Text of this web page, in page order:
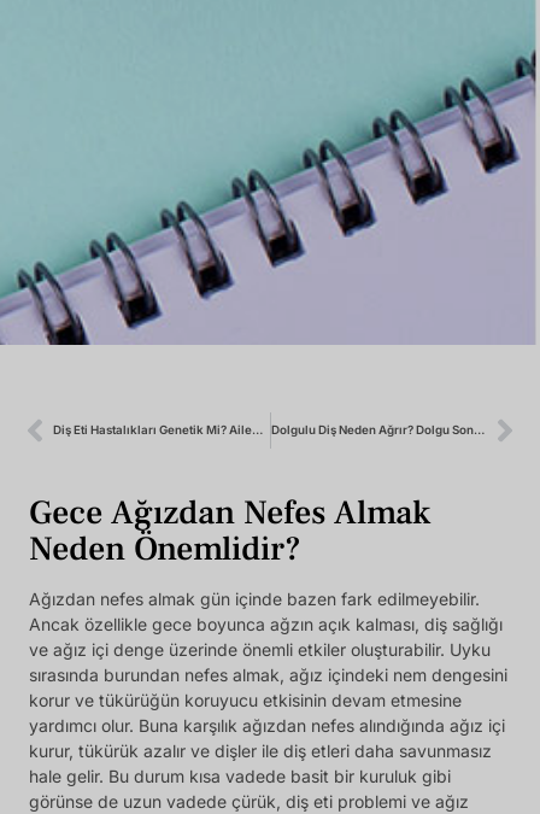
Diş Eti Hastalıkları Genetik Mi? Ailede Varsa Risk Artar Mı? Dolgulu Diş Neden Ağrır? Dolgu Sonrası Hassasiyet Normal Mi?
Gece Ağızdan Nefes Almak
Neden Önemlidir?
Ağızdan nefes almak gün içinde bazen fark edilmeyebilir.
Ancak özellikle gece boyunca ağzın açık kalması, diş sağlığı
ve ağız içi denge üzerinde önemli etkiler oluşturabilir. Uyku
sırasında burundan nefes almak, ağız içindeki nem dengesini
korur ve tükürüğün koruyucu etkisinin devam etmesine
yardımcı olur. Buna karşılık ağızdan nefes alındığında ağız içi
kurur, tükürük azalır ve dişler ile diş etleri daha savunmasız
hale gelir. Bu durum kısa vadede basit bir kuruluk gibi
görünse de uzun vadede çürük, diş eti problemi ve ağız